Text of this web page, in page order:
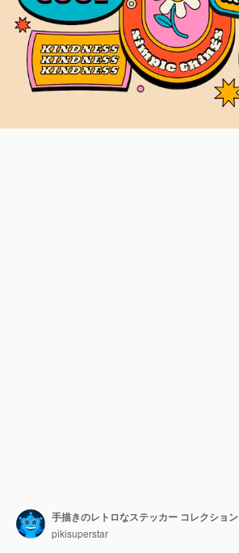
手描きのレトロなステッカー コレクション
pikisuperstar